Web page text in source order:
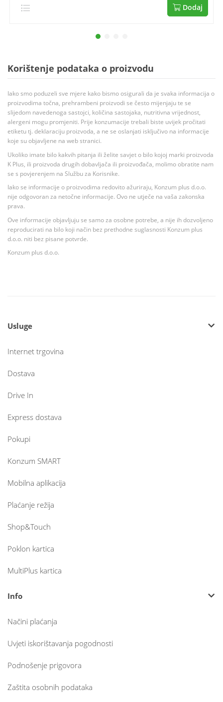
Dodaj
Korištenje podataka o proizvodu
Iako smo poduzeli sve mjere kako bismo osigurali da je svaka informacija o
proizvodima točna, prehrambeni proizvodi se često mijenjaju te se
slijedom navedenoga sastojci, količina sastojaka, nutritivna vrijednost,
alergeni mogu promjeniti. Prije konzumacije trebali biste uvijek pročitati
etiketu tj. deklaraciju proizvoda, a ne se oslanjati isključivo na informacije
koje su objavljene na web stranici.
Ukoliko imate bilo kakvih pitanja ili želite savjet o bilo kojoj marki proizvoda
K Plus, ili proizvoda drugih dobavljača ili proizvođača, molimo obratite nam
se s povjerenjem na Službu za Korisnike.
Iako se informacije o proizvodima redovito ažuriraju, Konzum plus d.o.o.
nije odgovoran za netočne informacije. Ovo ne utječe na vaša zakonska
prava.
Ove informacije objavljuju se samo za osobne potrebe, a nije ih dozvoljeno
reproducirati na bilo koji način bez prethodne suglasnosti Konzum plus
d.o.o. niti bez pisane potvrde.
Konzum plus d.o.o.
Usluge
Internet trgovina
Dostava
Drive In
Express dostava
Pokupi
Konzum SMART
Mobilna aplikacija
Plaćanje režija
Shop&Touch
Poklon kartica
MultiPlus kartica
Info
Načini plaćanja
Uvjeti iskorištavanja pogodnosti
Podnošenje prigovora
Zaštita osobnih podataka